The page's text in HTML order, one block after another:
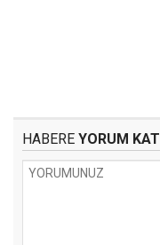
HABERE YORUM KAT